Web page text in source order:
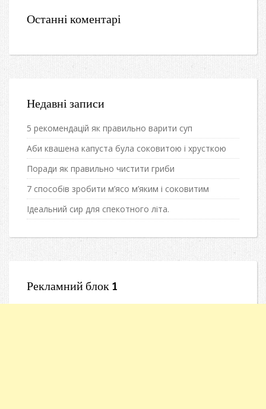
Останні коментарі
Недавні записи
5 рекомендацій як правильно варити суп
Аби квашена капуста була соковитою і хрусткою
Поради як правильно чистити гриби
7 способів зробити м’ясо м’яким і соковитим
Ідеальний сир для спекотного літа.
Рекламний блок 1